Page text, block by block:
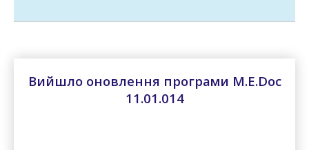
Вийшло оновлення програми M.E.Doc
11.01.014